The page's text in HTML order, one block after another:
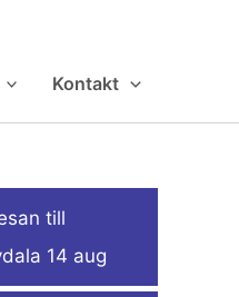
Kontakt
till
14 aug